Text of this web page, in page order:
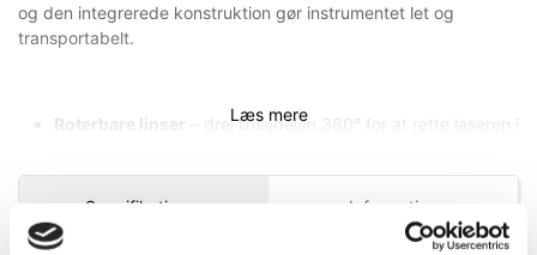
og den integrerede konstruktion gør instrumentet let og
transportabelt.
Roterbare linser
– drej linsedelen 360° for at rette laseren i
om hjørner.
– 520 nm grønne dioder giver høj
synlighed indendørs på en arbejdsafstand op til20 m
Læs mere
Specifikationer Information